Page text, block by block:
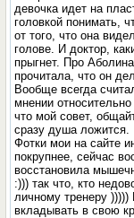
девочка идет на
головкой понимать,
от того, что она
голове. И доктор,
прыгнет. Про
прочитала, что он
Вообще всегда
мнении
что мой совет,
сразу душа ложится.
Фотки мои на сайте
покрупнее, сейчас
восстановила
:))) так что, кто
личному тренеру
вкладывать в свою